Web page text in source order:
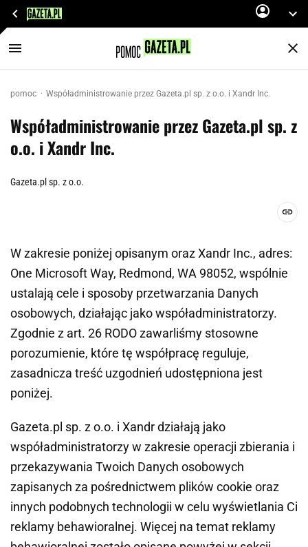
pomoc Współadministrowanie przez Gazeta.pl sp. z o.o. i Xandr Inc.
Współadministrowanie przez Gazeta.pl sp. z
o.o. i Xandr Inc.
Gazeta.pl sp. z o.o.
W zakresie poniżej opisanym oraz Xandr Inc., adres:
One Microsoft Way, Redmond, WA 98052, wspólnie
ustalają cele i sposoby przetwarzania Danych
osobowych, działając jako współadministratorzy.
Zgodnie z art. 26 RODO zawarliśmy stosowne
porozumienie, które tę współpracę reguluje,
zasadnicza treść uzgodnień udostępniona jest
poniżej.
Gazeta.pl sp. z o.o. i Xandr działają jako
współadministratorzy w zakresie operacji zbierania i
przekazywania Twoich Danych osobowych
zapisanych za pośrednictwem plików cookie oraz
innych podobnych technologii w celu wyświetlania Ci
reklamy behawioralnej. Więcej na temat reklamy